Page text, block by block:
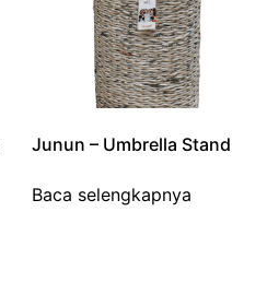
Junun – Umbrella Stand
Baca selengkapnya